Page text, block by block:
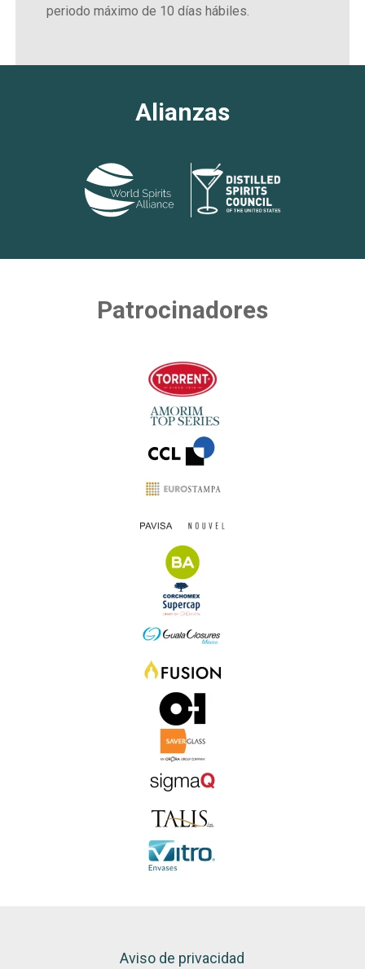
periodo máximo de 10 días hábiles.
Alianzas
Patrocinadores
Aviso de privacidad